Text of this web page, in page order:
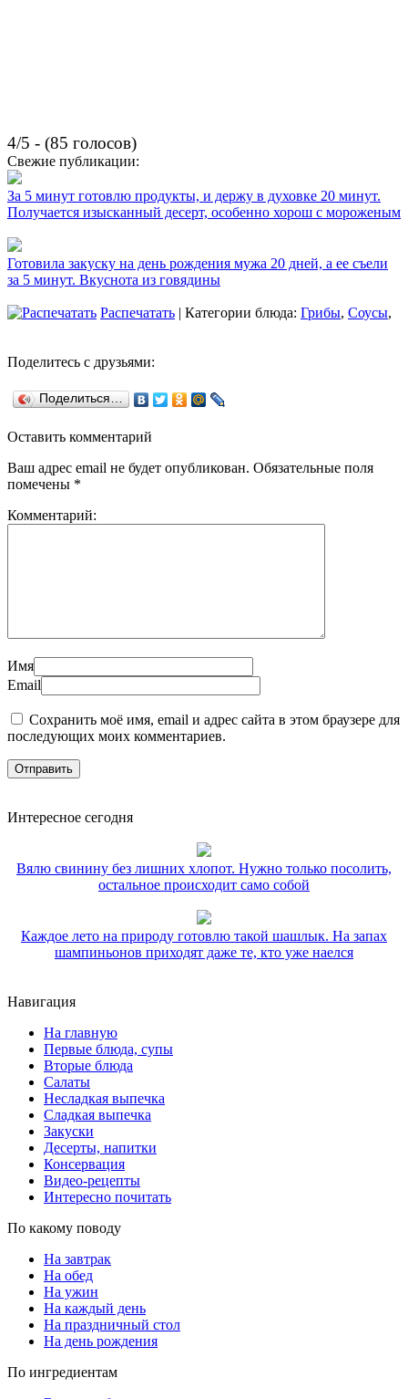
4/5 - (85 голосов)
Свежие публикации:
За 5 минут готовлю продукты, и держу в духовке 20 минут.
Получается изысканный десерт, особенно хорош с мороженым
Готовила закуску на день рождения мужа 20 дней, а ее съели
за 5 минут. Вкуснота из говядины
Распечатать | Категории блюда: Грибы, Соусы,
Поделитесь с друзьями:
Поделиться…
Оставить комментарий
Ваш адрес email не будет опубликован. Обязательные поля
помечены *
Комментарий:
Имя
Email
Сохранить моё имя, email и адрес сайта в этом браузере для
последующих моих комментариев.
Интересное сегодня
Вялю свинину без лишних хлопот. Нужно только посолить,
остальное происходит само собой
Каждое лето на природу готовлю такой шашлык. На запах
шампиньонов приходят даже те, кто уже наелся
Навигация
На главную
Первые блюда, супы
Вторые блюда
Салаты
Несладкая выпечка
Сладкая выпечка
Закуски
Десерты, напитки
Консервация
Видео-рецепты
Интересно почитать
По какому поводу
На завтрак
На обед
На ужин
На каждый день
На праздничный стол
На день рождения
По ингредиентам